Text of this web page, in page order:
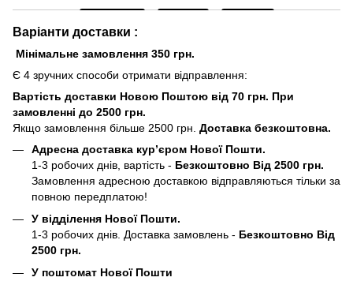
Варіанти доставки :
Мінімальне замовлення 350 грн.
Є 4 зручних способи отримати відправлення:
Вартість доставки Новою Поштою від 70 грн. При
замовленні до 2500 грн.
Якщо замовлення більше 2500 грн. Доставка безкоштовна.
Адресна доставка кур’єром Нової Пошти.
1-3 робочих днів, вартість - Безкоштовно Від 2500 грн.
Замовлення адресною доставкою відправляються тільки за
повною передплатою!
У відділення Нової Пошти.
1-3 робочих днів. Доставка замовлень - Безкоштовно Від
2500 грн.
У поштомат Нової Пошти